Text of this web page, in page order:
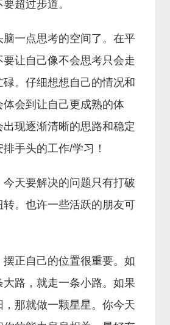
超过步道。
一点思考的空间了。在平
让自己像不会思考只会走
。仔细想想自己的情况和
会到让自己更成熟的体
现逐渐清晰的思路和稳定
手头的工作/学习！
天要解决的问题只有打破
。也许一些活跃的朋友可
正自己的位置很重要。如
路，就走一条小路。如果
那就做一颗星星。你今天